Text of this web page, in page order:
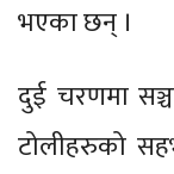
भएका छन् ।
दुई चरणमा
टोलीहरुको